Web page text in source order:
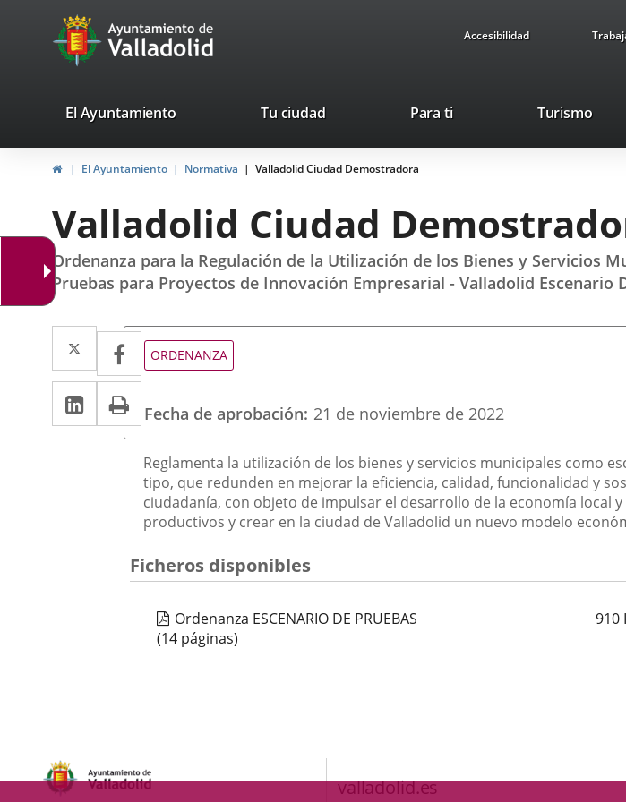
Portal
Web
Ayuntamiento
de
Accesibilidad
valladolid.es
El Ayuntamiento Tu ciudad Para ti TurismoEste
se
una
InicioEl Ayuntamiento Normativa Valladolid Ciudad Demostradora
Valladolid Ciudad
Ordenanza para la Regulación de la Utilización de los Bienes y Servicios
Pruebas para Proyectos de Innovación Empresarial - Valladolid Escenario
Twitter
Enlace
a
una
aplicación
externa.
Facebook
Enlace
a
una
aplicación
externa.
LinkedIn
Enlace
a
aplicación
externa.
Tipo
de
ORDENANZA
Fecha de aprobación 21 de noviembre de 2022
Descripción
Reglamenta la utilización de los bienes y servicios municipales como
tipo, que redunden en mejorar la eficiencia, calidad, funcionalidad y
ciudadanía, con objeto de impulsar el desarrollo de la economía
productivos y crear en la ciudad de Valladolid un nuevo modelo
Ficheros disponibles
Ordenanza ESCENARIO DE PRUEBAS 910
(14 páginas)
valladolid.es